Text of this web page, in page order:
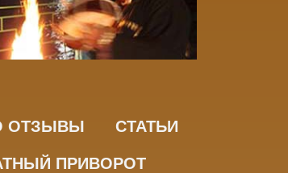
ОТЗЫВЫ СТАТЬИ
ПРИВОРОТ